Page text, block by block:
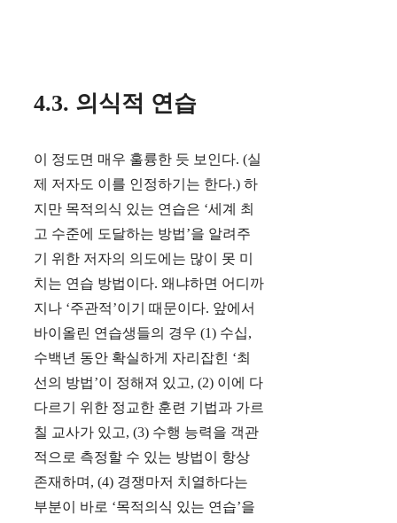
4.3. 의식적 연습
이 정도면 매우 훌륭한 듯 보인다. (실
제 저자도 이를 인정하기는 한다.) 하
지만 목적의식 있는 연습은 ‘세계 최
고 수준에 도달하는 방법’을 알려주
기 위한 저자의 의도에는 많이 못 미
치는 연습 방법이다. 왜냐하면 어디까
지나 ‘주관적’이기 때문이다. 앞에서
바이올린 연습생들의 경우 (1) 수십,
수백년 동안 확실하게 자리잡힌 ‘최
선의 방법’이 정해져 있고, (2) 이에 다
다르기 위한 정교한 훈련 기법과 가르
칠 교사가 있고, (3) 수행 능력을 객관
적으로 측정할 수 있는 방법이 항상
존재하며, (4) 경쟁마저 치열하다는
부분이 바로 ‘목적의식 있는 연습’을